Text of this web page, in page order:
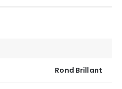
Rond Brillant